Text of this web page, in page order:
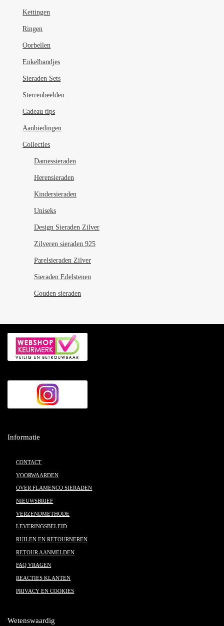
Kettingen
Ringen
Oorbellen
Enkelbandjes
Sieraden Sets
Sterrenbeelden
Cadeau tips
Aanbiedingen
Collecties
Damessieraden
Herensieraden
Kindersieraden
Uniseks
Design Sieraden Zilver
Zilveren sieraden 925
Parelsieraden Zilver
Sieraden Edelstenen
Gouden sieraden
Informatie
CONTACT
VOORWAARDEN
OVER FLAMENCO SIERADEN
NIEUWSBRIEF
VERZENDMETHODE
LEVERINGSBELEID
RUILEN EN RETOURNEREN
RETOUR AANMELDEN
FAQ VRAGEN
REACTIES KLANTEN
PRIVACY EN COOKIES
Wetenswaardig